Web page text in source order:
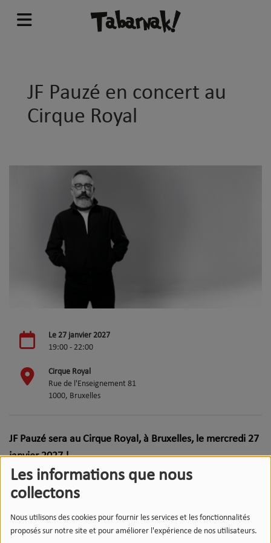
Les informations que nous
collectons
Nous utilisons des cookies pour fournir les services et les fonctionnalités
proposés sur notre site et pour améliorer l'expérience de nos utilisateurs.
JF Pauzé en concert au
Cirque Royal
Le 27 janvier 2027
19:00 - 22:00
Cirque Royal
Rue de l'Enseignement 81
1000, Bruxelles
JF Pauzé sera au Cirque Royal, à Bruxelles, le mercredi 27
janvier 2027 !
JF Pauzé, membre des Cowboys Fringants et auteur-
compositeur des chansons du groupe (Félix – Auteur-
compositeur de l’année 2024), a fait ses débuts en solo
avec un premier album à titre d’interprète.